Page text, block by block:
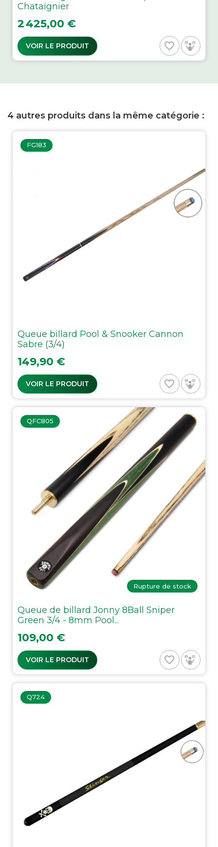
Chataignier
Prix
2 425,00 €
VOIR LE PRODUIT favorite_border
4 autres produits dans la même catégorie :
FG183
Queue billard Pool & Snooker Cannon
Sabre (3/4)
Prix
149,90 €
VOIR LE PRODUIT favorite_border
QFC805
Rupture de stock
Queue de billard Jonny 8Ball Sniper
Green 3/4 - 8mm Pool...
Prix
109,00 €
VOIR LE PRODUIT favorite_border
Q724